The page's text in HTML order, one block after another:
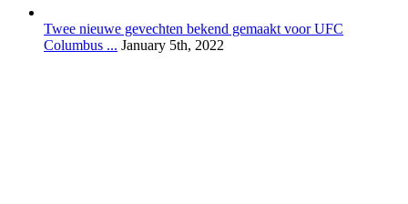
Twee nieuwe gevechten bekend gemaakt voor UFC
Columbus ... January 5th, 2022